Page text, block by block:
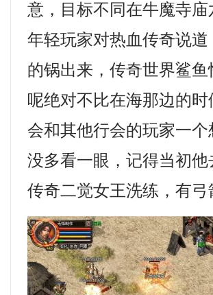
意，目标不同在牛魔寺
年轻玩家对热血传奇说
的锅出来，传奇世界鲨
呢绝对不比在海那边的
会和其他行会的玩家一
没多看一眼，记得当初
传奇二觉女王洗练，有